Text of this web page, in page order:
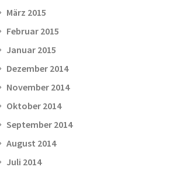
März 2015
Februar 2015
Januar 2015
Dezember 2014
November 2014
Oktober 2014
September 2014
August 2014
Juli 2014